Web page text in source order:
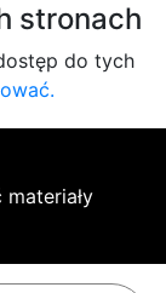
stronach
do tych